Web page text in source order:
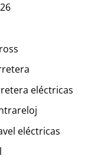
eléctricas
eléctricas